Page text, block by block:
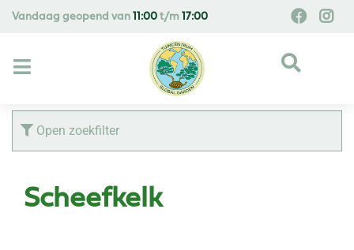
Vandaag geopend van 11:00 t/m 17:00
Open zoekfilter
Scheefkelk